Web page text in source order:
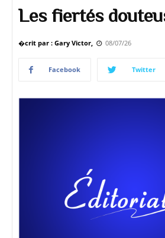
Les fiertés
�crit par : Gary Victor, 08/07/26
Facebook Twitter